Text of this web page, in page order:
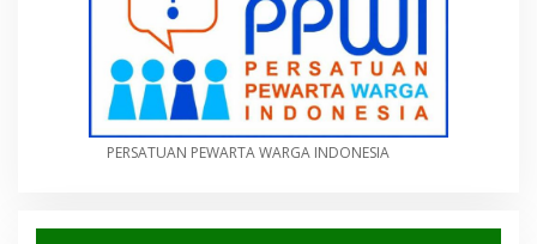
PERSATUAN PEWARTA WARGA INDONESIA